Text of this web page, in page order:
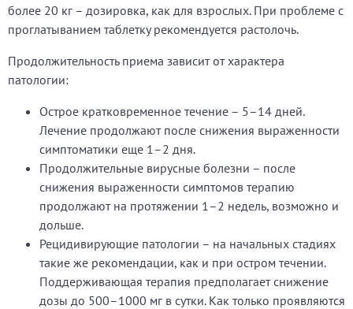
более 20 кг – дозировка, как для взрослых. При проблеме с
проглатыванием таблетку рекомендуется растолочь.
Продолжительность приема зависит от характера
патологии:
Острое кратковременное течение – 5–14 дней.
Лечение продолжают после снижения выраженности
симптоматики еще 1–2 дня.
Продолжительные вирусные болезни – после
снижения выраженности симптомов терапию
продолжают на протяжении 1–2 недель, возможно и
дольше.
Рецидивирующие патологии – на начальных стадиях
такие же рекомендации, как и при остром течении.
Поддерживающая терапия предполагает снижение
дозы до 500–1000 мг в сутки. Как только проявляются